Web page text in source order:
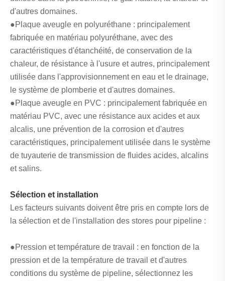
d'autres domaines.
●Plaque aveugle en polyuréthane : principalement
fabriquée en matériau polyuréthane, avec des
caractéristiques d'étanchéité, de conservation de la
chaleur, de résistance à l'usure et autres, principalement
utilisée dans l'approvisionnement en eau et le drainage,
le système de plomberie et d'autres domaines.
●Plaque aveugle en PVC : principalement fabriquée en
matériau PVC, avec une résistance aux acides et aux
alcalis, une prévention de la corrosion et d'autres
caractéristiques, principalement utilisée dans le système
de tuyauterie de transmission de fluides acides, alcalins
et salins.
Sélection et installation
Les facteurs suivants doivent être pris en compte lors de
la sélection et de l'installation des stores pour pipeline :
●Pression et température de travail : en fonction de la
pression et de la température de travail et d'autres
conditions du système de pipeline, sélectionnez les